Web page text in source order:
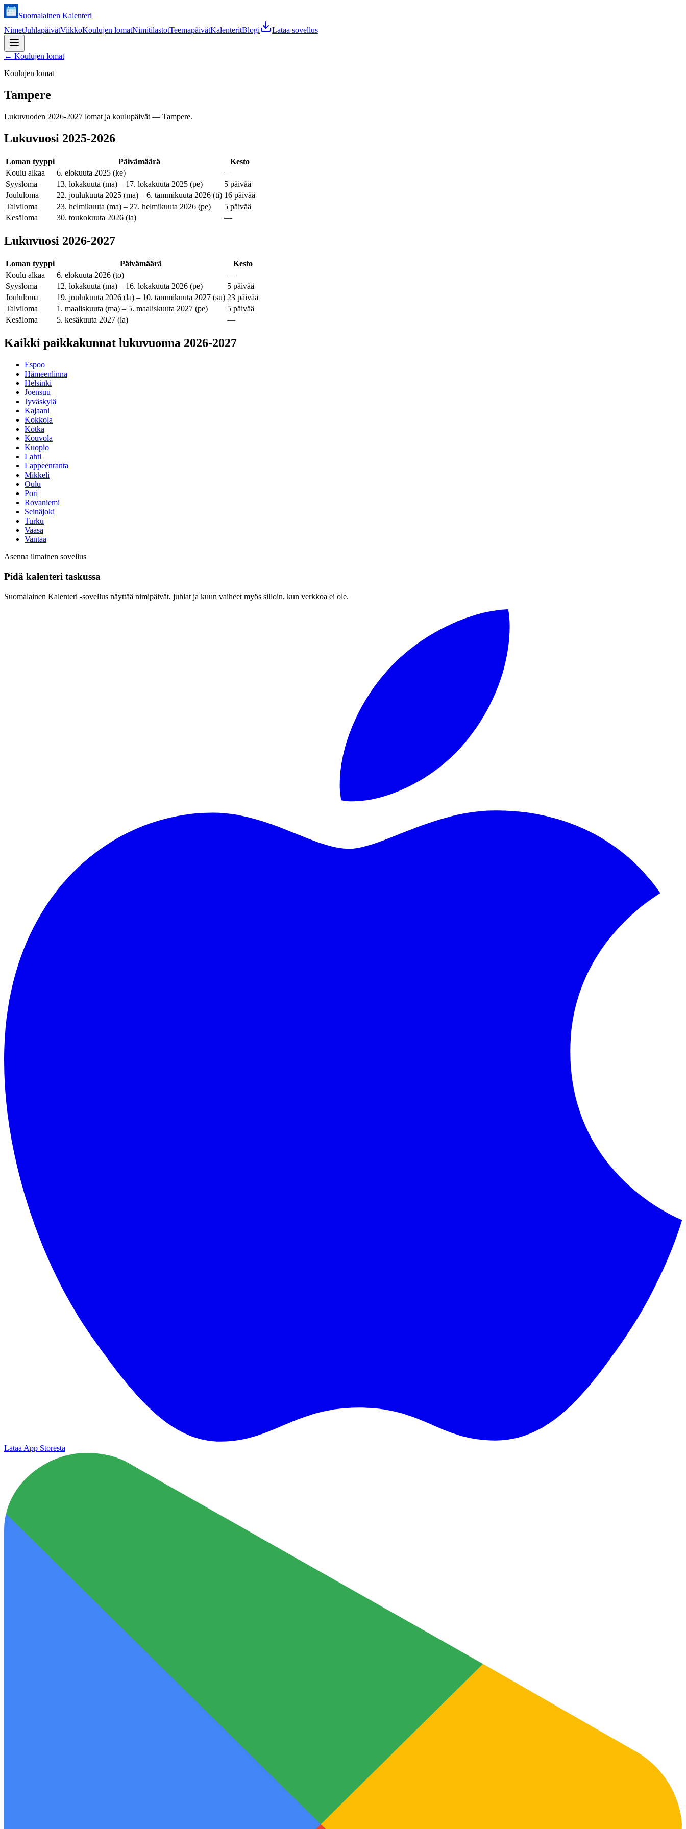
Suomalainen Kalenteri
NimetJuhlapäivätViikkoKoulujen lomatNimitilastotTeemapäivätKalenteritBlogi Lataa sovellus
← Koulujen lomat
Koulujen lomat
Tampere
Lukuvuoden 2026-2027 lomat ja koulupäivät — Tampere.
Lukuvuosi 2025-2026
Loman tyyppi Päivämäärä
Kesto
Koulu alkaa
6. elokuuta 2025 (ke)
—
Syysloma
13. lokakuuta (ma) – 17. lokakuuta 2025 (pe)
5 päivää
Joululoma
22. joulukuuta 2025 (ma) – 6. tammikuuta 2026 (ti) 16 päivää
Talviloma
23. helmikuuta (ma) – 27. helmikuuta 2026 (pe)
5 päivää
Kesäloma
30. toukokuuta 2026 (la) —
Lukuvuosi 2026-2027
Loman tyyppi Päivämäärä
Kesto
Koulu alkaa
6. elokuuta 2026 (to)
—
Syysloma
12. lokakuuta (ma) – 16. lokakuuta 2026 (pe)
5 päivää
Joululoma
19. joulukuuta 2026 (la) – 10. tammikuuta 2027 (su) 23 päivää
Talviloma
1. maaliskuuta (ma) – 5. maaliskuuta 2027 (pe)
5 päivää
Kesäloma
5. kesäkuuta 2027 (la) —
Kaikki paikkakunnat lukuvuonna 2026-2027
Espoo
Hämeenlinna
Helsinki
Joensuu
Jyväskylä
Kajaani
Kokkola
Kotka
Kouvola
Kuopio
Lahti
Lappeenranta
Mikkeli
Oulu
Pori
Rovaniemi
Seinäjoki
Turku
Vaasa
Vantaa
Asenna ilmainen sovellus
Pidä kalenteri taskussa
Suomalainen Kalenteri ‑sovellus näyttää nimipäivät, juhlat ja kuun vaiheet myös silloin, kun verkkoa ei ole.
Lataa App Storesta